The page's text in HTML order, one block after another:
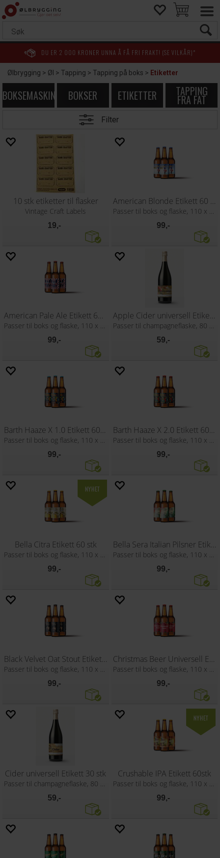
DU ER 2 000 KRONER UNNA Å FÅ FRI FRAKT! (SE VILKÅR)*
Ølbrygging>Øl >Tapping>Tapping på boks> Etiketter
BOKSEMASKINER BOKSER ETIKETTER TAPPING
FRA FAT
Filter
10 stk etiketter til flasker
Vintage Craft Labels
19,-
American Blonde Etikett 60 stk
Passer til boks og flaske, 110 x 80 mm
99,-
American Pale Ale Etikett 60 stk
Passer til boks og flaske, 110 x 80 mm
99,-
Apple Cider universell Etikett 30 stk
Passer til champagneflaske, 80 x 110 mm
59,-
Barth Haaze X 1.0 Etikett 60 stk
Passer til boks og flaske, 110 x 80 mm
99,-
Barth Haaze X 2.0 Etikett 60 stk
Passer til boks og flaske, 110 x 80 mm
99,-
Bella Citra Etikett 60 stk
Passer til boks og flaske, 110 x 80 mm
99,-
Bella Sera Italian Pilsner Etikett
Passer til boks og flaske, 110 x 80 mm
99,-
Black Velvet Oat Stout Etikett 60 stk
Passer til boks og flaske, 110 x 80 mm
99,-
Christmas Beer Universell Etikett 60 stk
Passer til boks og flaske, 110 x 80 mm
99,-
Cider universell Etikett 30 stk
Passer til champagneflaske, 80 x 110 mm
59,-
Crushable IPA Etikett 60stk
Passer til boks og flaske, 110 x 80 mm
99,-